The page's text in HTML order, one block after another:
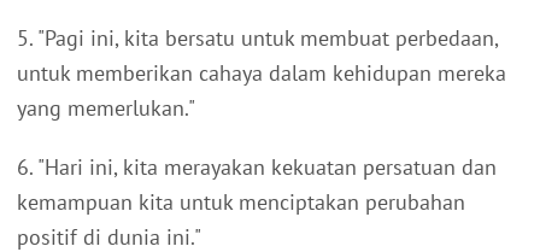
5. "Pagi ini, kita bersatu untuk membuat perbedaan,
untuk memberikan cahaya dalam kehidupan mereka
yang memerlukan."
6. "Hari ini, kita merayakan kekuatan persatuan dan
kemampuan kita untuk menciptakan perubahan
positif di dunia ini."